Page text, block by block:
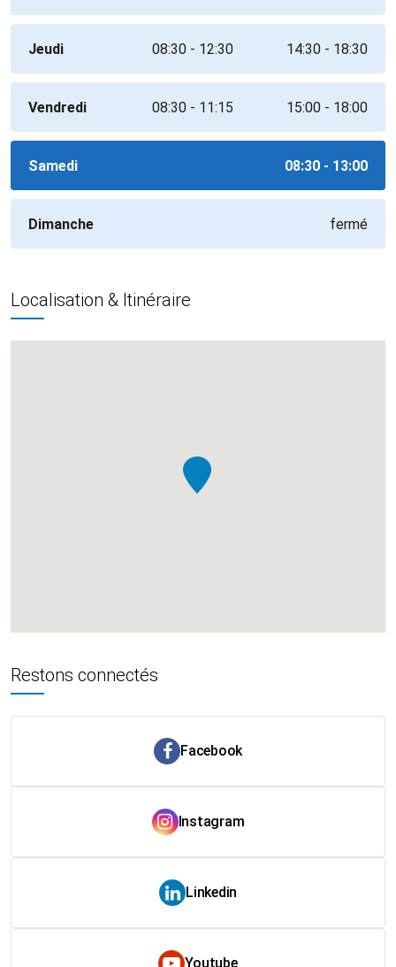
Jeudi 08:30 - 12:30 14:30 - 18:30
Vendredi 08:30 - 11:15 15:00 - 18:00
Samedi 08:30 - 13:00
Dimanche fermé
Localisation & Itinéraire
Restons connectés
Facebook
Instagram
Linkedin
Youtube